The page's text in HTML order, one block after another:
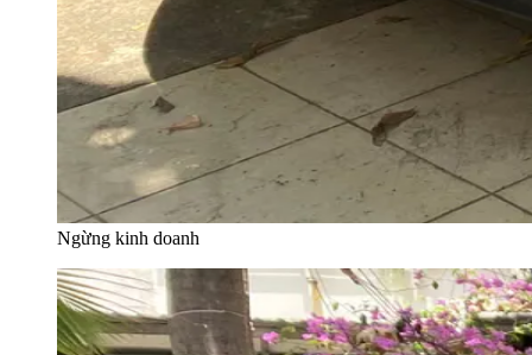
Ngừng kinh doanh